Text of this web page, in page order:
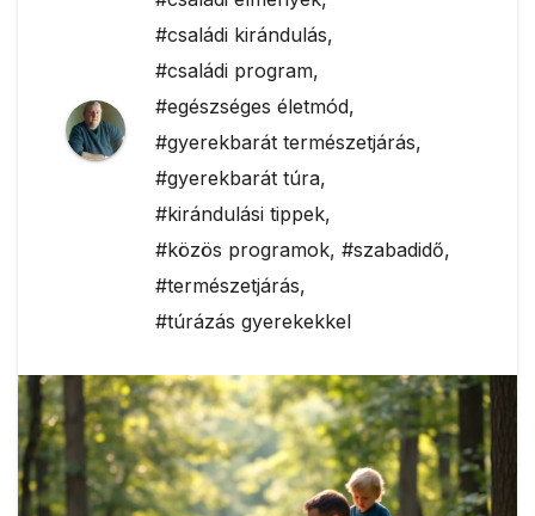
#családi kirándulás,
#családi program,
#egészséges életmód,
#gyerekbarát természetjárás,
#gyerekbarát túra,
#kirándulási tippek,
#közös programok, #szabadidő,
#természetjárás,
#túrázás gyerekekkel